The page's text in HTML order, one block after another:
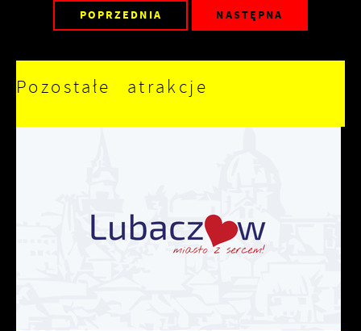
POPRZEDNIA NASTĘPNA
Pozostałe atrakcje